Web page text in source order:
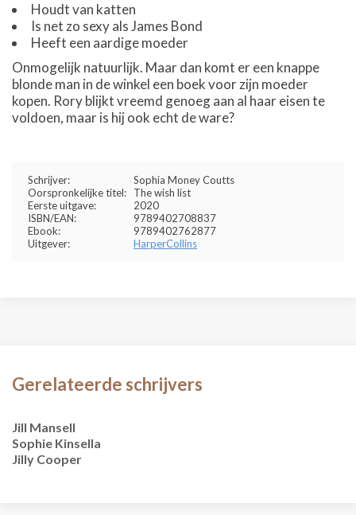
Houdt van katten
Is net zo sexy als James Bond
Heeft een aardige moeder
Onmogelijk natuurlijk. Maar dan komt er een knappe
blonde man in de winkel een boek voor zijn moeder
kopen. Rory blijkt vreemd genoeg aan al haar eisen te
voldoen, maar is hij ook echt de ware?
Schrijver:
Sophia Money Coutts
Oorspronkelijke titel:
The wish list
Eerste uitgave:
2020
ISBN/EAN:
9789402708837
Ebook:
9789402762877
Uitgever:
HarperCollins
Gerelateerde schrijvers
Jill Mansell
Sophie Kinsella
Jilly Cooper